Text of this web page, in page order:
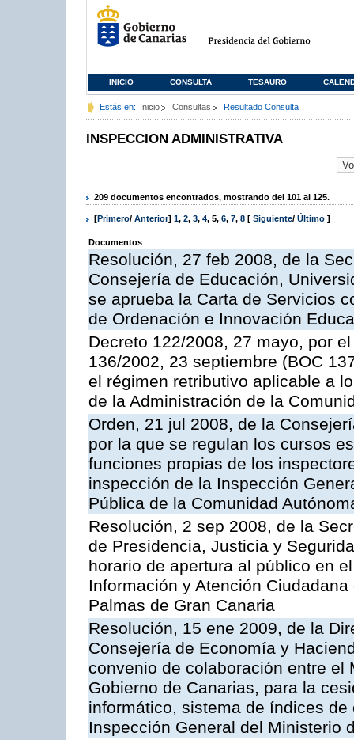
INICIO CONSULTA TESAURO
Estás en: Inicio Consultas Resultado Consulta
INSPECCION ADMINISTRATIVA
209 documentos encontrados, mostrando del 101 al 125.
[Primero/ Anterior] 1, 2, 3, 4, 5, 6, 7, 8 [ Siguiente/ Último ]
Documentos
Resolución, 27 feb 2008, de la
Consejería de Educación,
se aprueba la Carta de Servicios
de Ordenación e Innovación
Decreto 122/2008, 27 mayo, por
136/2002, 23 septiembre (BOC
el régimen retributivo aplicable a
de la Administración de la
Orden, 21 jul 2008, de la
por la que se regulan los cursos
funciones propias de los
inspección de la Inspección
Pública de la Comunidad
Resolución, 2 sep 2008, de la
de Presidencia, Justicia y
horario de apertura al público en
Información y Atención
Palmas de Gran Canaria
Resolución, 15 ene 2009, de la
Consejería de Economía y
convenio de colaboración entre
Gobierno de Canarias, para la
informático, sistema de índices
Inspección General del Ministerio